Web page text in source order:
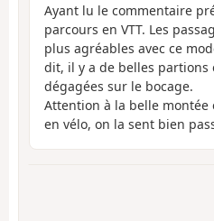
Ayant lu le commentaire
parcours en VTT. Les
plus agréables avec ce
dit, il y a de belles partions
dégagées sur le bocage.
Attention à la belle
en vélo, on la sent bien